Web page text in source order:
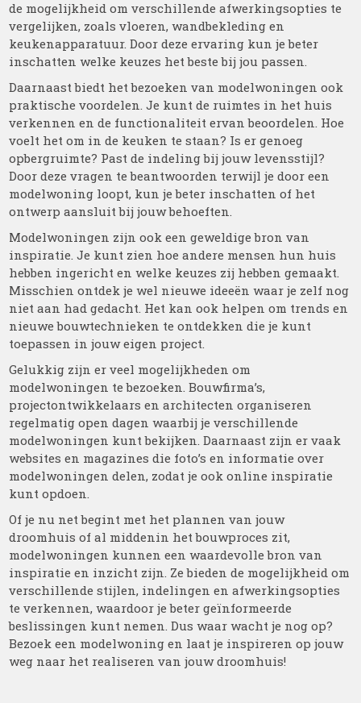
de mogelijkheid om verschillende afwerkingsopties te
vergelijken, zoals vloeren, wandbekleding en
keukenapparatuur. Door deze ervaring kun je beter
inschatten welke keuzes het beste bij jou passen.
Daarnaast biedt het bezoeken van modelwoningen ook
praktische voordelen. Je kunt de ruimtes in het huis
verkennen en de functionaliteit ervan beoordelen. Hoe
voelt het om in de keuken te staan? Is er genoeg
opbergruimte? Past de indeling bij jouw levensstijl?
Door deze vragen te beantwoorden terwijl je door een
modelwoning loopt, kun je beter inschatten of het
ontwerp aansluit bij jouw behoeften.
Modelwoningen zijn ook een geweldige bron van
inspiratie. Je kunt zien hoe andere mensen hun huis
hebben ingericht en welke keuzes zij hebben gemaakt.
Misschien ontdek je wel nieuwe ideeën waar je zelf nog
niet aan had gedacht. Het kan ook helpen om trends en
nieuwe bouwtechnieken te ontdekken die je kunt
toepassen in jouw eigen project.
Gelukkig zijn er veel mogelijkheden om
modelwoningen te bezoeken. Bouwfirma’s,
projectontwikkelaars en architecten organiseren
regelmatig open dagen waarbij je verschillende
modelwoningen kunt bekijken. Daarnaast zijn er vaak
websites en magazines die foto’s en informatie over
modelwoningen delen, zodat je ook online inspiratie
kunt opdoen.
Of je nu net begint met het plannen van jouw
droomhuis of al middenin het bouwproces zit,
modelwoningen kunnen een waardevolle bron van
inspiratie en inzicht zijn. Ze bieden de mogelijkheid om
verschillende stijlen, indelingen en afwerkingsopties
te verkennen, waardoor je beter geïnformeerde
beslissingen kunt nemen. Dus waar wacht je nog op?
Bezoek een modelwoning en laat je inspireren op jouw
weg naar het realiseren van jouw droomhuis!